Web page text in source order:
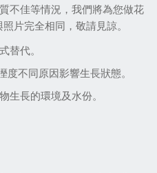
不佳等情況，我們將為您做花
片完全相同，敬請見諒。
替代。
度不同原因影響生長狀態。
生長的環境及水份。